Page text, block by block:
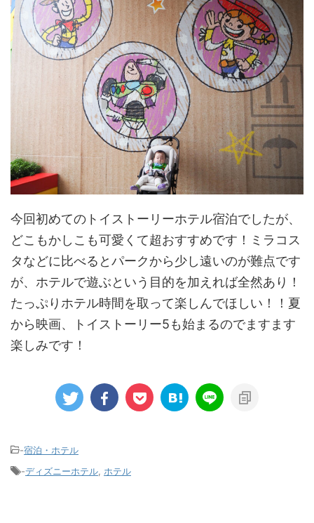
今回初めてのトイストーリーホテル宿泊でしたが、
どこもかしこも可愛くて超おすすめです！ミラコス
タなどに比べるとパークから少し遠いのが難点です
が、ホテルで遊ぶという目的を加えれば全然あり！
たっぷりホテル時間を取って楽しんでほしい！！夏
から映画、トイストーリー5も始まるのでますます
楽しみです！
-宿泊・ホテル
-ディズニーホテル ホテル